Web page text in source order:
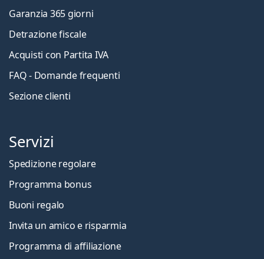
Garanzia 365 giorni
Detrazione fiscale
Acquisti con Partita IVA
FAQ - Domande frequenti
Sezione clienti
Servizi
Spedizione regolare
Programma bonus
Buoni regalo
Invita un amico e risparmia
Programma di affiliazione